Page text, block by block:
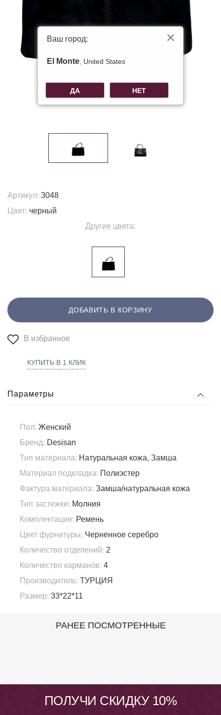
Артикул: 3048
Цвет: черный
Другие цвета:
ДОБАВИТЬ В КОРЗИНУ
В избранное
КУПИТЬ В 1 КЛИК
Параметры
Пол: Женский
Бренд: Desisan
Тип материала: Натуральная кожа, Замша
Материал подкладка: Полиэстер
Фактура материала: Замша/натуральная кожа
Тип застежки: Молния
Комплектация: Ремень
Цвет фурнитуры: Черненное серебро
Количество отделений: 2
Количество карманов: 4
Производитель: ТУРЦИЯ
Размер: 33*22*11
РАНЕЕ ПОСМОТРЕННЫЕ
ПОЛУЧИ СКИДКУ 10%
Ваш город:
El Monte, United States
ДА НЕТ